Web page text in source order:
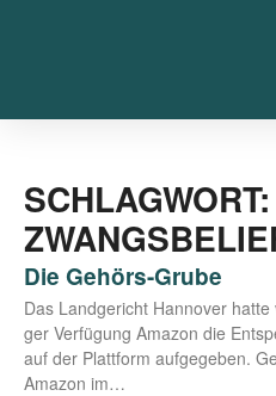
SCHLAGWORT:
Die Gehörs-Grube
Das Land­ge­richt Han­no­ver
ger Ver­fü­gung Ama­zon die
auf der Platt­form auf­ge­ge­ben.
Ama­zon im…